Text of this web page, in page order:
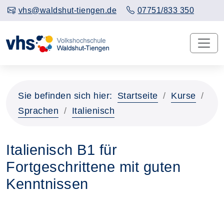
vhs@waldshut-tiengen.de 07751/833 350
Sie befinden sich hier: Startseite
Kurse
Sprachen
Italienisch
Italienisch B1 für
Fortgeschrittene mit guten
Kenntnissen